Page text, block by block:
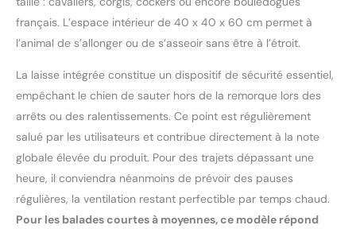
une mise en œuvre
toujours respectueuse
des animaux
français. L’espace intérieur de 40 x 40 x 60 cm permet à
l’animal de s’allonger ou de s’asseoir sans être à l’étroit.
La laisse intégrée constitue un dispositif de sécurité essentiel,
empêchant le chien de sauter hors de la remorque lors des
arrêts ou des ralentissements. Ce point est régulièrement
salué par les utilisateurs et contribue directement à la note
globale élevée du produit. Pour des trajets dépassant une
heure, il conviendra néanmoins de prévoir des pauses
régulières, la ventilation restant perfectible par temps chaud.
Pour les balades courtes à moyennes, ce modèle répond